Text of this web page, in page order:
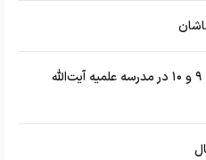
آغاز پذیرش طلاب پایه‌های ۷، ۸، ۹ و ۱۰ در مدرسه علمیه آیت‌الله